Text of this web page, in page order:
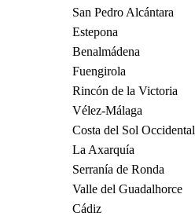
San Pedro Alcántara
Estepona
Benalmádena
Fuengirola
Rincón de la Victoria
Vélez-Málaga
Costa del Sol Occidental
La Axarquía
Serranía de Ronda
Valle del Guadalhorce
Cádiz